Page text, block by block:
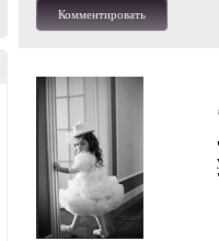
Комментировать